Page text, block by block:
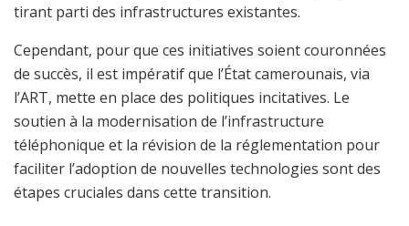
tirant parti des infrastructures existantes.
Cependant, pour que ces initiatives soient couronnées
de succès, il est impératif que l’État camerounais, via
l’ART, mette en place des politiques incitatives. Le
soutien à la modernisation de l’infrastructure
téléphonique et la révision de la réglementation pour
faciliter l’adoption de nouvelles technologies sont des
étapes cruciales dans cette transition.